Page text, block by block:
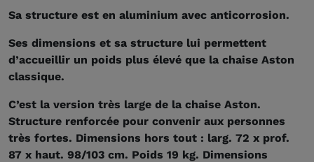
Sa structure est en aluminium avec anticorrosion.
Ses dimensions et sa structure lui permettent
d’accueillir un poids plus élevé que la chaise Aston
classique.
C’est la version très large de la chaise Aston.
Structure renforcée pour convenir aux personnes
très fortes. Dimensions hors tout : larg. 72 x prof.
87 x haut. 98/103 cm. Poids 19 kg. Dimensions